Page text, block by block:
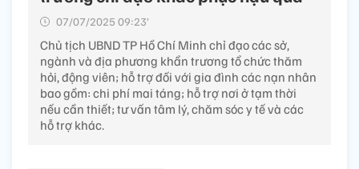
07/07/2025 09:23’
Chủ tịch UBND TP Hồ Chí Minh chỉ đạo các sở,
ngành và địa phương khẩn trương tổ chức thăm
hỏi, động viên; hỗ trợ đối với gia đình các nạn nhân
bao gồm: chi phí mai táng; hỗ trợ nơi ở tạm thời
nếu cần thiết; tư vấn tâm lý, chăm sóc y tế và các
hỗ trợ khác.